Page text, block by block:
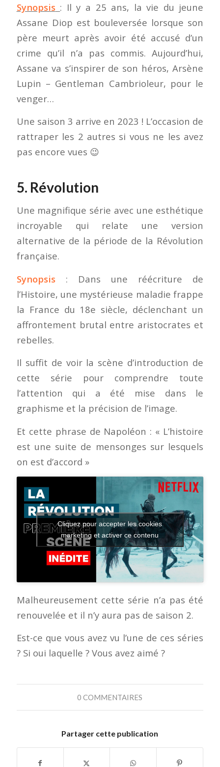
Synopsis : Il y a 25 ans, la vie du jeune
Assane Diop est bouleversée lorsque son
père meurt après avoir été accusé d’un
crime qu’il n’a pas commis. Aujourd’hui,
Assane va s’inspirer de son héros, Arsène
Lupin – Gentleman Cambrioleur, pour le
venger…
Une saison 3 arrive en 2023 ! L’occasion de
rattraper les 2 autres si vous ne les avez
pas encore vues 😉
5. Révolution
Une magnifique série avec une esthétique
incroyable qui relate une version
alternative de la période de la Révolution
française.
Synopsis: Dans une réécriture de
l’Histoire, une mystérieuse maladie frappe
la France du 18e siècle, déclenchant un
affrontement brutal entre aristocrates et
rebelles.
Il suffit de voir la scène d’introduction de
cette série pour comprendre toute
l’attention qui a été mise dans le
graphisme et la précision de l’image.
Et cette phrase de Napoléon : « L’histoire
est une suite de mensonges sur lesquels
on est d’accord »
Cliquez pour accepter les cookies
marketing et activer ce contenu
Malheureusement cette série n’a pas été
renouvelée et il n’y aura pas de saison 2.
Est-ce que vous avez vu l’une de ces séries
? Si oui laquelle ? Vous avez aimé ?
0 COMMENTAIRES
Partager cette publication